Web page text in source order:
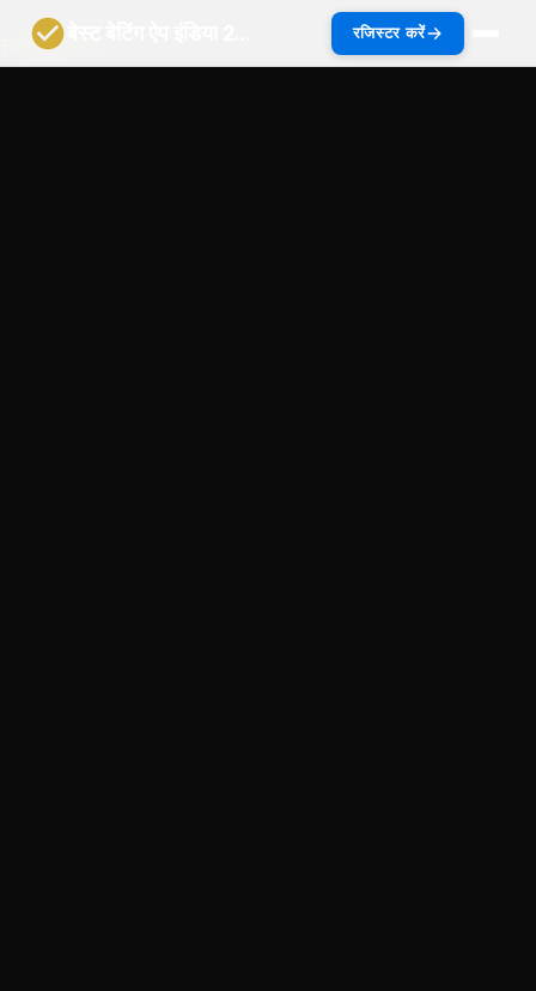
सामग्री पर जाएं
रजिस्टर करें